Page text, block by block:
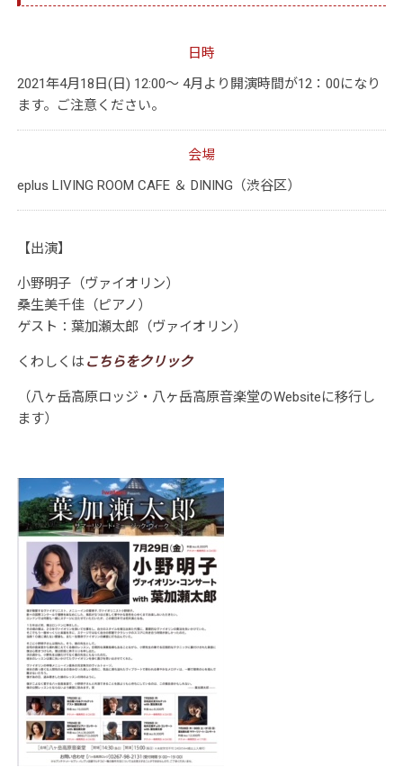
日時
2021年4月18日(日) 12:00～ 4月より開演時間が12：00になり
ます。ご注意ください。
会場
eplus LIVING ROOM CAFE ＆ DINING（渋谷区）
【出演】
小野明子（ヴァイオリン）
桑生美千佳（ピアノ）
ゲスト：葉加瀬太郎（ヴァイオリン）
くわしくは こちらをクリック
（八ヶ岳高原ロッジ・八ヶ岳高原音楽堂のWebsiteに移行し
ます）